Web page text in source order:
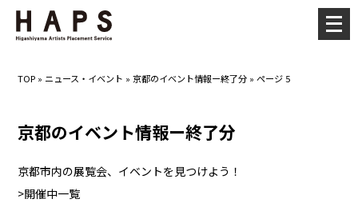
TOP » ニュース・イベント »京都のイベント情報ー終了分 »ページ 5
京都のイベント情報ー終了分
京都市内の展覧会、イベントを見つけよう！
>開催中一覧
メ
ニ